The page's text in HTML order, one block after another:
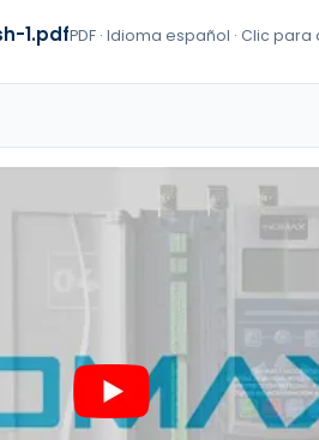
1.pdfPDF · Idioma español · Clic